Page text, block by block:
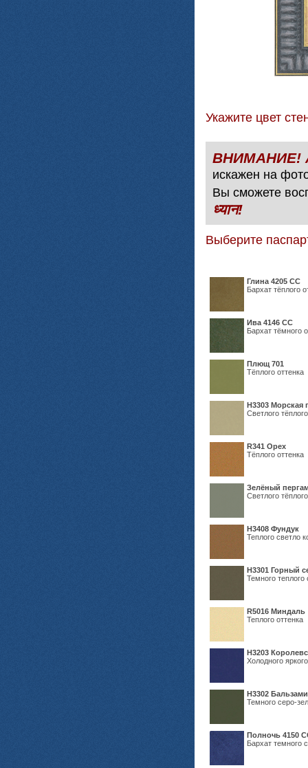
Укажите цвет
искажен на
Вы сможете
ध्यान!
Выберите
Глина 4205 СС
Бархат тёплого
Ива 4146 СС
Бархат тёмного
Плющ 701
Тёплого оттенка
H3303 Морская
Светлого
R341 Орех
Тёплого оттенка
Зелёный
Светлого
Н3408 Фундук
Теплого светло
Н3301 Горный
Темного теплого
R5016 Миндаль
Теплого оттенка
Н3203
Холодного
Н3302
Темного серо-
Полночь 4150
Бархат темного